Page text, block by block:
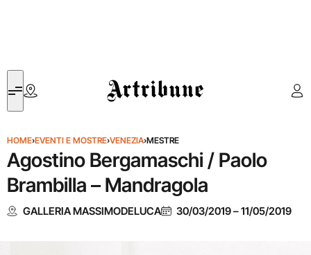
Artribune
HOME›EVENTI E MOSTRE›VENEZIA›MESTRE
Agostino Bergamaschi / Paolo
Brambilla – Mandragola
GALLERIA MASSIMODELUCA 30/03/2019–11/05/2019